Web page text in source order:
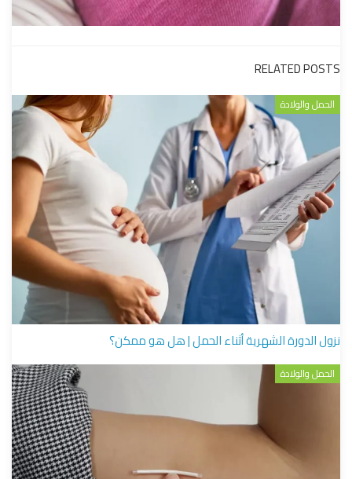
RELATED POSTS
الحمل والولادة
نزول الدورة الشهرية أثناء الحمل | هل هو ممكن؟
الحمل والولادة